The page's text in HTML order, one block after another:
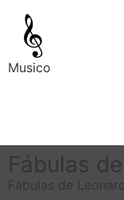
Musico
Fábulas
Fábulas de